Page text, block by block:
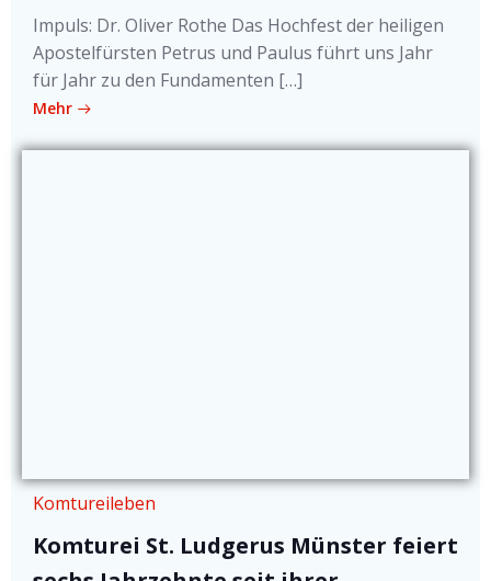
Impuls: Dr. Oliver Rothe Das Hochfest der heiligen
Apostelfürsten Petrus und Paulus führt uns Jahr
für Jahr zu den Fundamenten […]
Mehr
Komtureileben
Komturei St. Ludgerus Münster feiert